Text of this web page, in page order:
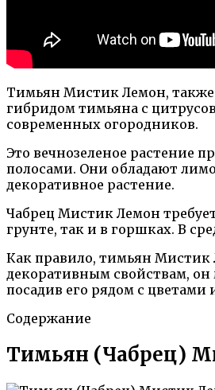
Тимьян Мистик Лемон, также
гибридом тимьяна с
современных огородников.
Это вечнозеленое растение
полосами. Они обладают
декоративное растение.
Чабрец Мистик Лемон
грунте, так и в горшках. В
Как правило, тимьян Мистик
декоративным свойствам,
посадив его рядом с
Содержание
Тимьян (Чабрец)